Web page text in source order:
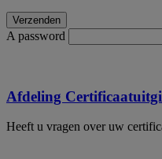
A password
Afdeling
Heeft u vragen over uw